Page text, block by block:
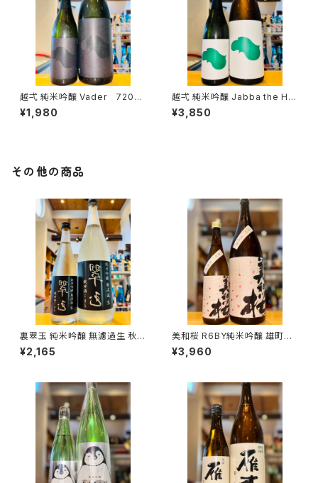
越弌 純米吟醸 Vader 720ml
１本（株式会社越後鶴亀・新潟県
新潟市西蒲区竹野町）
¥1,980
越弌 純米吟醸 Jabba the H
1800ml１本（株式会社越後鶴
亀・新潟県新潟市西蒲区竹野
¥3,850
その他の商品
裏翠玉 純米吟醸 無濾過生 秋田
酒こまち 720ml１本（両関酒
造・秋田県湯沢市前森）
¥2,165
美和桜 R6BY純米吟醸 雄町生
原酒 1800ml１本（美和桜酒造・
広島県三次市三和町）
¥3,960